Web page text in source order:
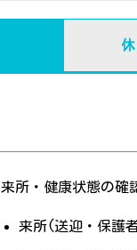
休
来所・健康状態の確
来所(送迎・保護